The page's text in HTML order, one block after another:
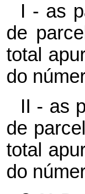
I - as
de
total
do
II - as
de
total
do